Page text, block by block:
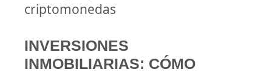
criptomonedas
INVERSIONES
INMOBILIARIAS: CÓMO